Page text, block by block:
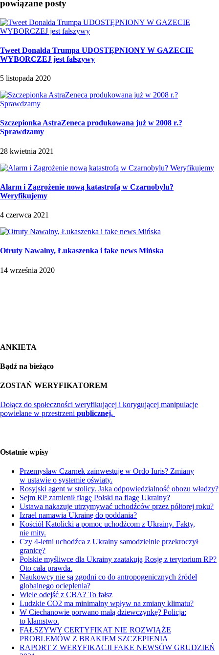
powiązane posty
Tweet Donalda Trumpa UDOSTĘPNIONY W GAZECIE
WYBORCZEJ jest fałszywy
5 listopada 2020
Szczepionka AstraZeneca produkowana już w 2008 r.?
Sprawdzamy
28 kwietnia 2021
Alarm i Zagrożenie nową katastrofą w Czarnobylu?
Weryfikujemy
4 czerwca 2021
Otruty Nawalny, Łukaszenka i fake news Mińska
14 września 2020
ANKIETA
Bądź na bieżąco
ZOSTAŃ WERYFIKATOREM
Dołącz do społeczności weryfikującej i korygującej manipulacje
powielane w przestrzeni publicznej.
Ostatnie wpisy
Przemysław Czarnek zainwestuje w Ordo Iuris? Zmiany
w ustawie o systemie oświaty.
Rosyjski agent w stolicy. Jaka odpowiedzialność obozu władzy?
Sejm RP zamienił flagę Polski na flagę Ukrainy?
Ustawa nakazuje utrzymywać uchodźców przez półtorej roku?
Izrael namawia Ukrainę do poddania?
Kościół Katolicki a pomoc uchodźcom z Ukrainy. Fakty,
nie mity.
Czy 4-letni uchodźca z Ukrainy samodzielnie przekroczył
granicę?
Polskie myśliwce dla Ukrainy zaatakują Rosję z terytorium RP?
Oto cała prawda.
Naukowcy nie są zgodni co do antropogenicznych źródeł
globalnego ocieplenia?
Wiele odejść z CBA? To fałsz
Ludzkie CO2 ma minimalny wpływ na zmiany klimatu?
W Ciechanowie porwano małą dziewczynkę? Policja:
to kłamstwo.
FAŁSZYWY CERTYFIKAT NIE ROZWIĄŻE
PROBLEMÓW Z BRAKIEM SZCZEPIENIA
RAPORT Z WERYFIKACJI FAKE NEWSÓW GRUDZIEŃ